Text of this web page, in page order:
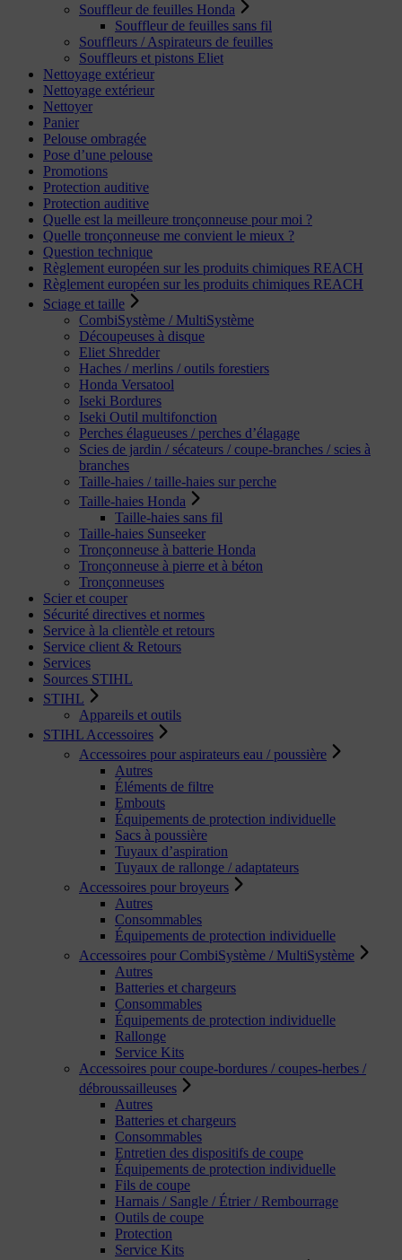
Souffleur de feuilles Honda
Souffleur de feuilles sans fil
Souffleurs / Aspirateurs de feuilles
Souffleurs et pistons Eliet
Nettoyage extérieur
Nettoyage extérieur
Nettoyer
Panier
Pelouse ombragée
Pose d’une pelouse
Promotions
Protection auditive
Protection auditive
Quelle est la meilleure tronçonneuse pour moi ?
Quelle tronçonneuse me convient le mieux ?
Question technique
Règlement européen sur les produits chimiques REACH
Règlement européen sur les produits chimiques REACH
Sciage et taille
CombiSystème / MultiSystème
Découpeuses à disque
Eliet Shredder
Haches / merlins / outils forestiers
Honda Versatool
Iseki Bordures
Iseki Outil multifonction
Perches élagueuses / perches d’élagage
Scies de jardin / sécateurs / coupe-branches / scies à
branches
Taille-haies / taille-haies sur perche
Taille-haies Honda
Taille-haies sans fil
Taille-haies Sunseeker
Tronçonneuse à batterie Honda
Tronçonneuse à pierre et à béton
Tronçonneuses
Scier et couper
Sécurité directives et normes
Service à la clientèle et retours
Service client & Retours
Services
Sources STIHL
STIHL
Appareils et outils
STIHL Accessoires
Accessoires pour aspirateurs eau / poussière
Autres
Éléments de filtre
Embouts
Équipements de protection individuelle
Sacs à poussière
Tuyaux d’aspiration
Tuyaux de rallonge / adaptateurs
Accessoires pour broyeurs
Autres
Consommables
Équipements de protection individuelle
Accessoires pour CombiSystème / MultiSystème
Autres
Batteries et chargeurs
Consommables
Équipements de protection individuelle
Rallonge
Service Kits
Accessoires pour coupe-bordures / coupes-herbes /
débroussailleuses
Autres
Batteries et chargeurs
Consommables
Entretien des dispositifs de coupe
Équipements de protection individuelle
Fils de coupe
Harnais / Sangle / Étrier / Rembourrage
Outils de coupe
Protection
Service Kits